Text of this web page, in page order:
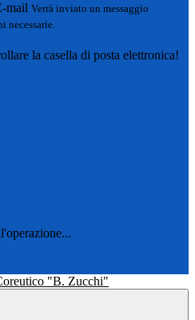
mail Verrà inviato un messaggio
necessarie.
la casella di posta elettronica!